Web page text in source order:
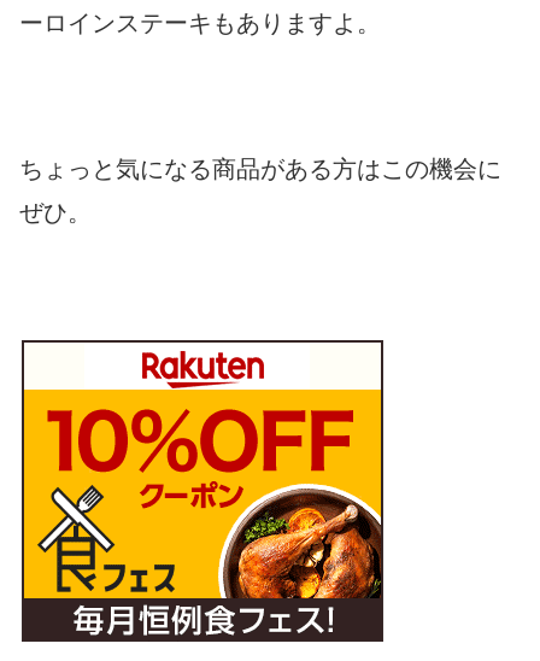
ーロインステーキもありますよ。
ちょっと気になる商品がある方はこの機会に
ぜひ。